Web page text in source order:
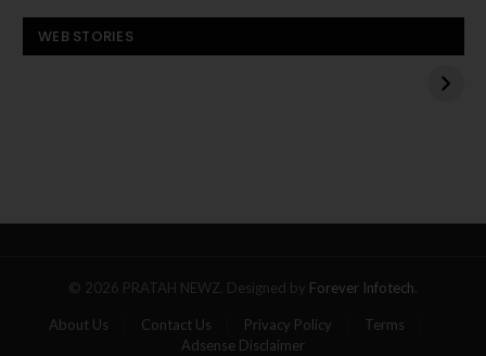
WEB STORIES
बस बनी आग का गोला, पांच
यात्रियों की मौत
पहले हमास का अमेरिकी
© 2026 PRATAH NEWZ. Designed by Forever Infotech.
About Us Contact Us Privacy Policy
Terms
Adsense Disclaimer